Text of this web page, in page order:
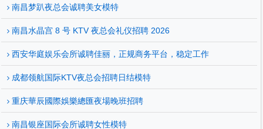
南昌梦趴夜总会诚聘美女模特
南昌水晶宫 8 号 KTV 夜总会礼仪招聘 2026
西安华庭娱乐会所诚聘佳丽，正规商务平台，稳定工作
成都领航国际KTV夜总会招聘日结模特
重庆華辰國際娛樂總匯夜場晚班招聘
南昌银座国际会所诚聘女性模特